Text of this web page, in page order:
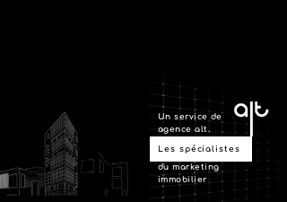
Un service de
agence alt.
du marketing
immobilier
Les spécialistes